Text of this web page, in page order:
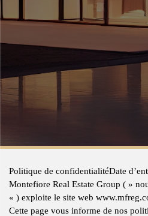
Politique de confidentialitéDate
Montefiore Real Estate Group ( »
« ) exploite le site web
Cette page vous informe de nos